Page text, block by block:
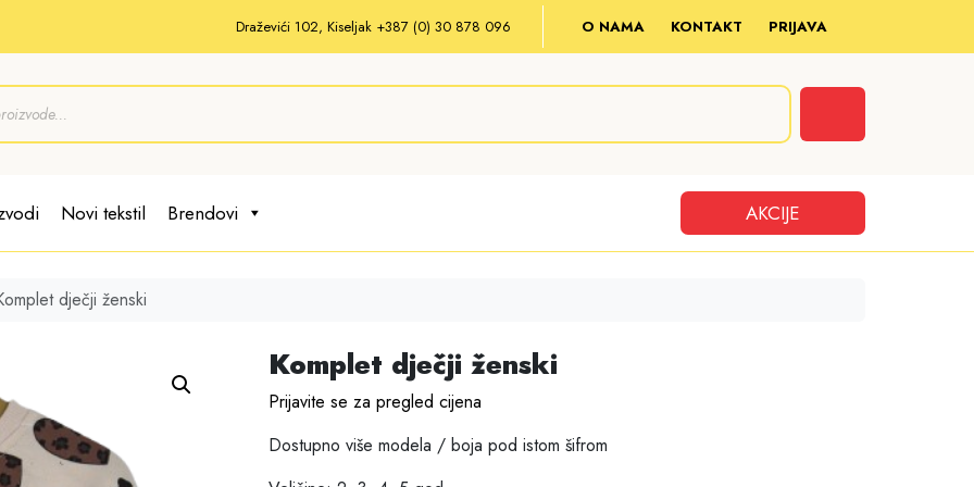
Draževići 102, Kiseljak +387 (0) 30 878 096 O NAMA KONTAKT PRIJAVA
Novi tekstil AKCIJE
Brendovi
dječji ženski
Komplet dječji ženski
Prijavite se za pregled cijena
Dostupno više modela / boja pod istom šifrom